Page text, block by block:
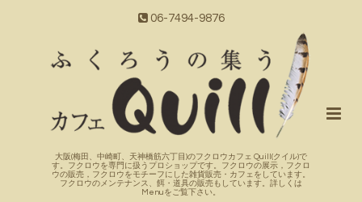
06-7494-9876
大阪(梅田、中崎町、天神橋筋六丁目)のフクロウカフェ Quill(クイル)で
す。フクロウを専門に扱うプロショップです。フクロウの展示，フクロ
ウの販売，フクロウをモチーフにした雑貨販売・カフェをしています。
フクロウのメンテナンス、餌・道具の販売もしています。詳しくは
Menuをご覧下さい。